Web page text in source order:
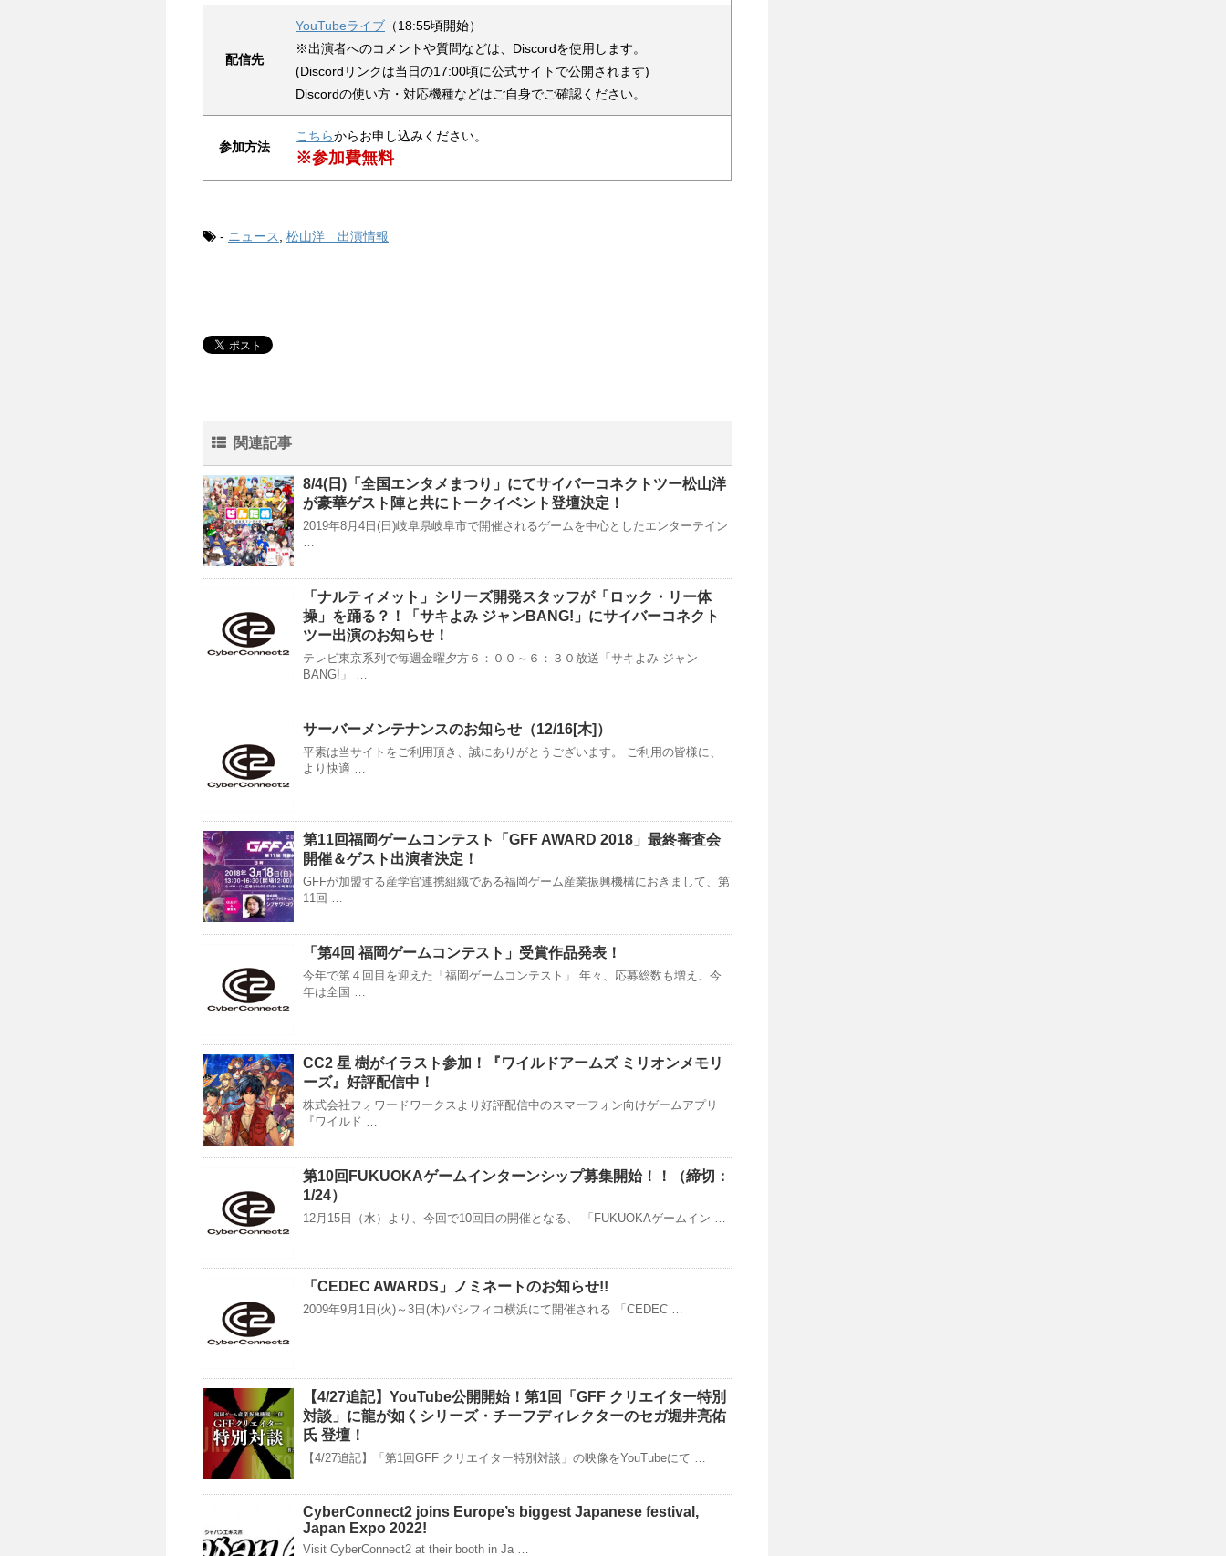
配信先
YouTubeライブ （18:55頃開始）
※出演者へのコメントや質問などは、Discordを使用します。
(Discordリンクは当日の17:00頃に公式サイトで公開されます)
Discordの使い方・対応機種などはご自身でご確認ください。
参加方法
こちらからお申し込みください。
※参加費無料
- ニュース 松山洋 出演情報
関連記事
8/4(日)「全国エンタメまつり」にてサイバーコネクトツー松山洋
が豪華ゲスト陣と共にトークイベント登壇決定！
2019年8月4日(日)岐阜県岐阜市で開催されるゲームを中心としたエンターテイン
「ナルティメット」シリーズ開発スタッフが「ロック・リー体
操」を踊る？！「サキよみ ジャンBANG!」にサイバーコネクト
ツー出演のお知らせ！
テレビ東京系列で毎週金曜夕方６：００～６：３０放送「サキよみ ジャン
BANG!」 …
サーバーメンテナンスのお知らせ（12/16[木]）
平素は当サイトをご利用頂き、誠にありがとうございます。 ご利用の皆様に、
より快適 …
第11回福岡ゲームコンテスト「GFF AWARD 2018」最終審査会
開催＆ゲスト出演者決定！
GFFが加盟する産学官連携組織である福岡ゲーム産業振興機構におきまして、第
11回 …
「第4回 福岡ゲームコンテスト」受賞作品発表！
今年で第４回目を迎えた「福岡ゲームコンテスト」 年々、応募総数も増え、今
年は全国 …
CC2 星 樹がイラスト参加！『ワイルドアームズ ミリオンメモリ
ーズ』好評配信中！
株式会社フォワードワークスより好評配信中のスマーフォン向けゲームアプリ
『ワイルド …
第10回FUKUOKAゲームインターンシップ募集開始！！（締切：
1/24）
12月15日（水）より、今回で10回目の開催となる、 「FUKUOKAゲームイン …
「CEDEC AWARDS」ノミネートのお知らせ!!
2009年9月1日(火)～3日(木)パシフィコ横浜にて開催される 「CEDEC …
【4/27追記】YouTube公開開始！第1回「GFF クリエイター特別
対談」に龍が如くシリーズ・チーフディレクターのセガ堀井亮佑
氏 登壇！
【4/27追記】「第1回GFF クリエイター特別対談」の映像をYouTubeにて …
CyberConnect2 joins Europe’s biggest Japanese festival,
Japan Expo 2022!
Visit CyberConnect2 at their booth in Ja …